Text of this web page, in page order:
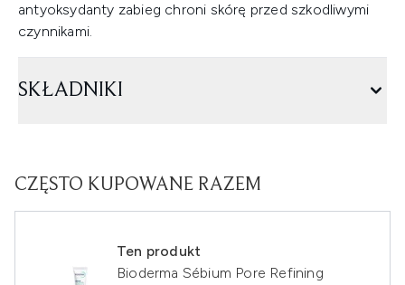
antyoksydanty zabieg chroni skórę przed szkodliwymi
czynnikami.
SKŁADNIKI
CZĘSTO KUPOWANE RAZEM
Ten produkt
Bioderma Sébium Pore Refining